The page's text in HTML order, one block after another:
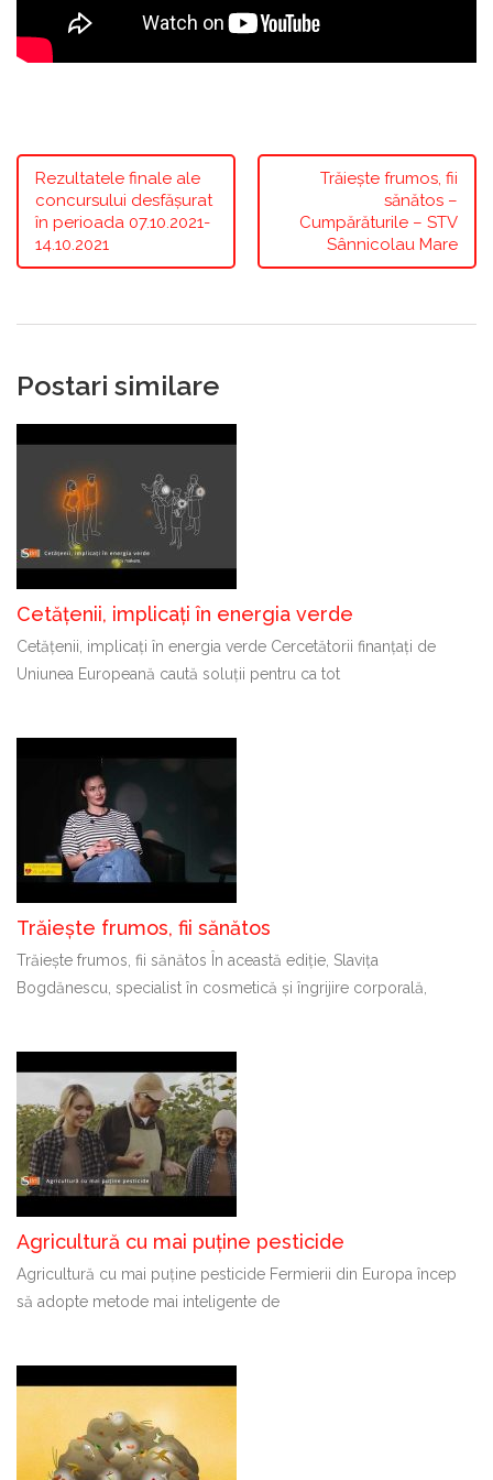
Rezultatele finale ale
concursului desfășurat
în perioada 07.10.2021-
14.10.2021
Trăiește frumos, fii
sănătos –
Cumpărăturile – STV
Sânnicolau Mare
Postari similare
Cetățenii, implicați în energia verde
Cetățenii, implicați în energia verde Cercetătorii finanțați de
Uniunea Europeană caută soluții pentru ca tot
Trăiește frumos, fii sănătos
Trăiește frumos, fii sănătos În această ediție, Slavița
Bogdănescu, specialist în cosmetică și îngrijire corporală,
Agricultură cu mai puține pesticide
Agricultură cu mai puține pesticide Fermierii din Europa încep
să adopte metode mai inteligente de